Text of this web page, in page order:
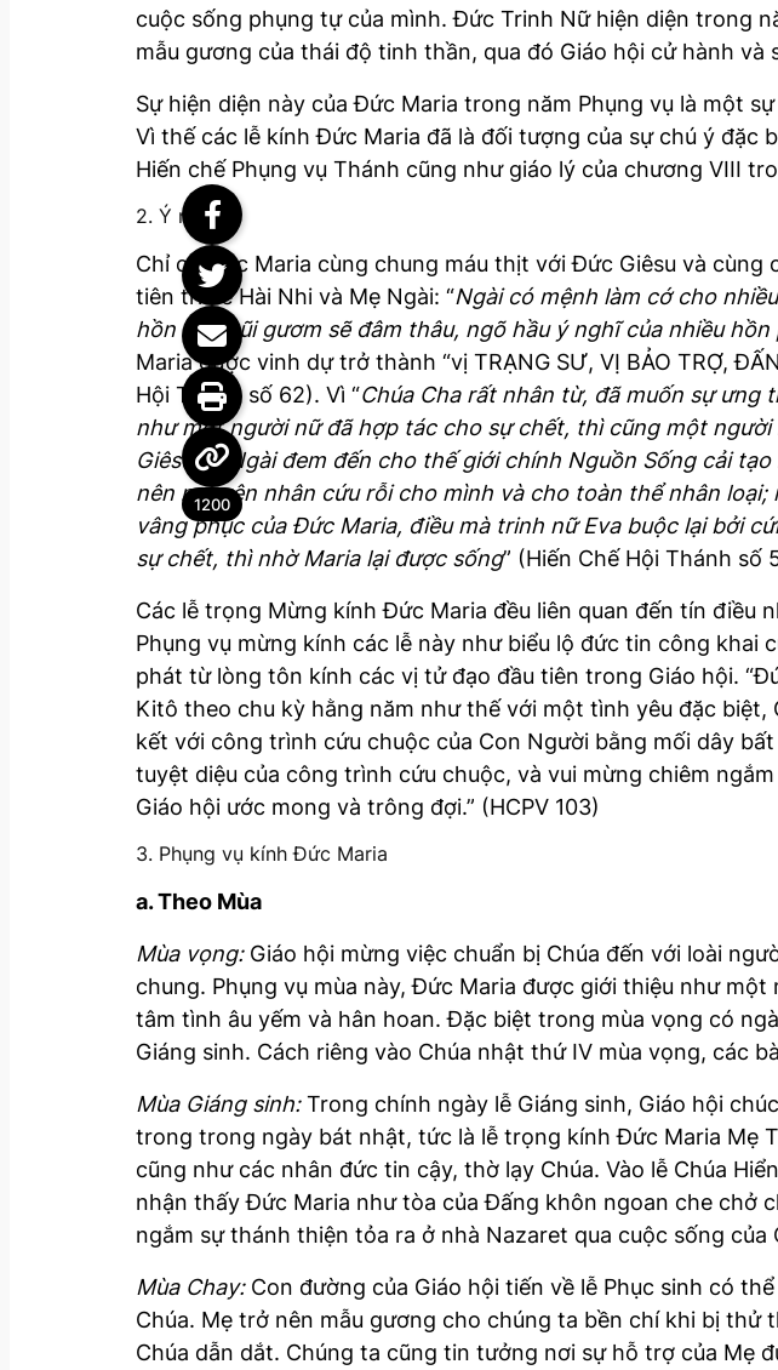
cuộc sống phụng tự của mình. Đức Trinh Nữ hiện diện trong
mẫu gương của thái độ tinh thần, qua đó Giáo hội cử hành và
Sự hiện diện này của Đức Maria trong năm Phụng vụ là một
Vì thế các lễ kính Đức Maria đã là đối tượng của sự chú ý đặc
Hiến chế Phụng vụ Thánh cũng như giáo lý của chương VIII
2. Ý nghĩa
Chỉ có Đức Maria cùng chung máu thịt với Đức Giêsu và
tiên tri về Hài Nhi và Mẹ Ngài: “Ngài có mệnh làm cớ cho
hồn bà, mũi gươm sẽ đâm thâu, ngõ hầu ý nghĩ của nhiều hồn
Maria được vinh dự trở thành “vị TRẠNG SƯ, VỊ BẢO TRỢ,
Hội Thánh số 62). Vì “Chúa Cha rất nhân từ, đã muốn sự ưng
như một người nữ đã hợp tác cho sự chết, thì cũng một
Giêsu, vì Ngài đem đến cho thế giới chính Nguồn Sống cải
nên nguyên nhân cứu rỗi cho mình và cho toàn thể nhân
vâng phục của Đức Maria, điều mà trinh nữ Eva buộc lại bởi
sự chết, thì nhờ Maria lại được sống” (Hiến Chế Hội Thánh số
Các lễ trọng Mừng kính Đức Maria đều liên quan đến tín điều
Phụng vụ mừng kính các lễ này như biểu lộ đức tin công
phát từ lòng tôn kính các vị tử đạo đầu tiên trong Giáo hội.
Kitô theo chu kỳ hằng năm như thế với một tình yêu đặc
kết với công trình cứu chuộc của Con Người bằng mối dây
tuyệt diệu của công trình cứu chuộc, và vui mừng chiêm
Giáo hội ước mong và trông đợi.” (HCPV 103)
3. Phụng vụ kính Đức Maria
a. Theo Mùa
Mùa vọng: Giáo hội mừng việc chuẩn bị Chúa đến với loài
chung. Phụng vụ mùa này, Đức Maria được giới thiệu như
tâm tình âu yếm và hân hoan. Đặc biệt trong mùa vọng có
Giáng sinh. Cách riêng vào Chúa nhật thứ IV mùa vọng, các
Mùa Giáng sinh:Trong chính ngày lễ Giáng sinh, Giáo hội
trong trong ngày bát nhật, tức là lễ trọng kính Đức Maria Mẹ
cũng như các nhân đức tin cậy, thờ lạy Chúa. Vào lễ Chúa
nhận thấy Đức Maria như tòa của Đấng khôn ngoan che chở
ngắm sự thánh thiện tỏa ra ở nhà Nazaret qua cuộc sống của
Mùa Chay: Con đường của Giáo hội tiến về lễ Phục sinh có
Chúa. Mẹ trở nên mẫu gương cho chúng ta bền chí khi bị
Chúa dẫn dắt. Chúng ta cũng tin tưởng nơi sự hỗ trợ của Mẹ
1200